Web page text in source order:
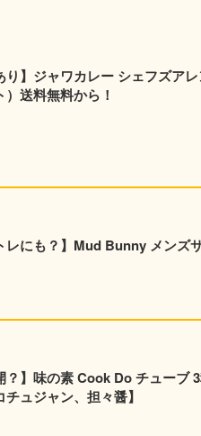
り】ジャワカレー シェフズア
）送料無料から！
レにも？】Mud Bunny メンズ
？】味の素 Cook Do チューブ
チュジャン、担々醤】